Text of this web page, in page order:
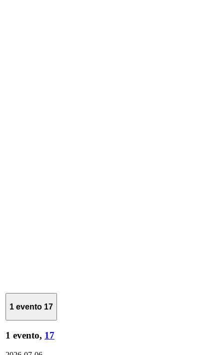
1 evento 17
1 evento, 17